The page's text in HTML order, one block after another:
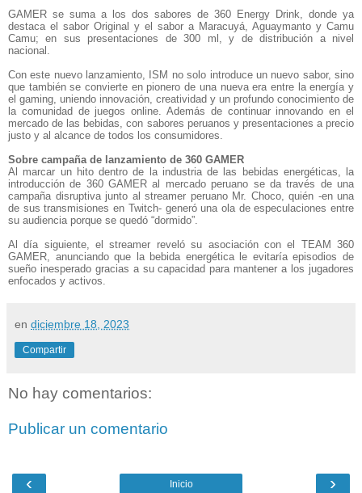
GAMER se suma a los dos sabores de 360 Energy Drink, donde ya
destaca el sabor Original y el sabor a Maracuyá, Aguaymanto y Camu
Camu; en sus presentaciones de 300 ml, y de distribución a nivel
nacional.
Con este nuevo lanzamiento, ISM no solo introduce un nuevo sabor, sino
que también se convierte en pionero de una nueva era entre la energía y
el gaming, uniendo innovación, creatividad y un profundo conocimiento de
la comunidad de juegos online. Además de continuar innovando en el
mercado de las bebidas, con sabores peruanos y presentaciones a precio
justo y al alcance de todos los consumidores.
Sobre campaña de lanzamiento de 360 GAMER
Al marcar un hito dentro de la industria de las bebidas energéticas, la
introducción de 360 GAMER al mercado peruano se da través de una
campaña disruptiva junto al streamer peruano Mr. Choco, quién -en una
de sus transmisiones en Twitch- generó una ola de especulaciones entre
su audiencia porque se quedó “dormido”.
Al día siguiente, el streamer reveló su asociación con el TEAM 360
GAMER, anunciando que la bebida energética le evitaría episodios de
sueño inesperado gracias a su capacidad para mantener a los jugadores
enfocados y activos.
en diciembre 18, 2023
Compartir
No hay comentarios:
Publicar un comentario
‹ ›
Inicio